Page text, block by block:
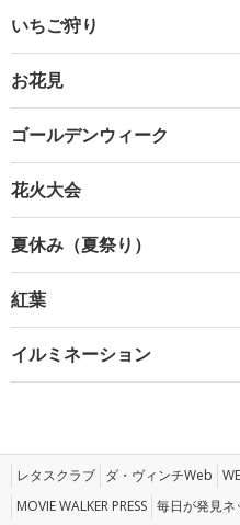
いちご狩り
お花見
ゴールデンウィーク
花火大会
夏休み（夏祭り）
紅葉
イルミネーション
レタスクラブ ダ・ヴィンチWeb
MOVIE WALKER PRESS 毎日が発見ネ